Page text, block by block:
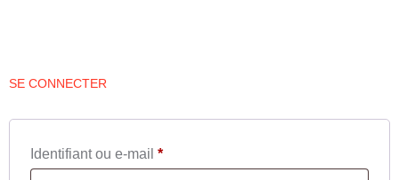
SE CONNECTER
Identifiant ou e-mail *